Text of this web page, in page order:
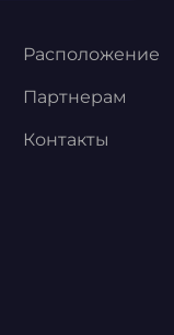
Расположение
Партнерам
Контакты